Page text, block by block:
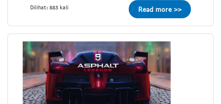
Dilihat: 883 kali Read more >>